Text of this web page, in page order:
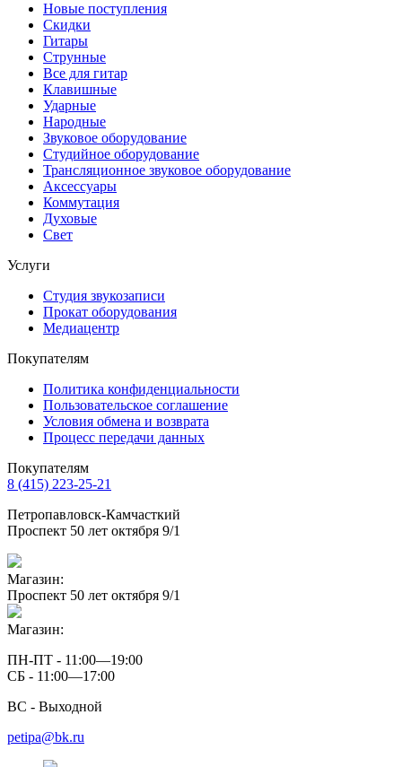
Новые поступления
Скидки
Гитары
Струнные
Все для гитар
Клавишные
Ударные
Народные
Звуковое оборудование
Студийное оборудование
Трансляционное звуковое оборудование
Аксессуары
Коммутация
Духовые
Свет
Услуги
Студия звукозаписи
Прокат оборудования
Медиацентр
Покупателям
Политика конфиденциальности
Пользовательское соглашение
Условия обмена и возврата
Процесс передачи данных
Покупателям
8 (415) 223-25-21
Петропавловск-Камчасткий
Проспект 50 лет октября 9/1
Магазин:
Проспект 50 лет октября 9/1
Магазин:
ПН-ПТ - 11:00—19:00
СБ - 11:00—17:00
ВС - Выходной
petipa@bk.ru